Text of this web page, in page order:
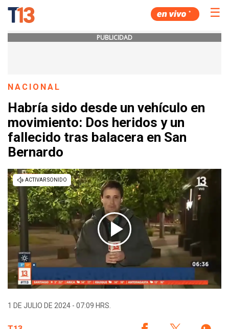
☰
PUBLICIDAD
NACIONAL
Habría sido desde un vehículo en
movimiento: Dos heridos y un
fallecido tras balacera en San
Bernardo
1 DE JULIO DE 2024 - 07:09 HRS.